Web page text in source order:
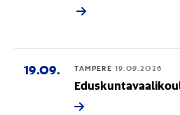
19.09. TAMPERE 19.09.2026